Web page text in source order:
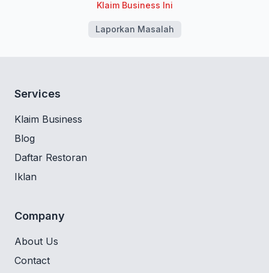
Klaim Business Ini
Laporkan Masalah
Services
Klaim Business
Blog
Daftar Restoran
Iklan
Company
About Us
Contact